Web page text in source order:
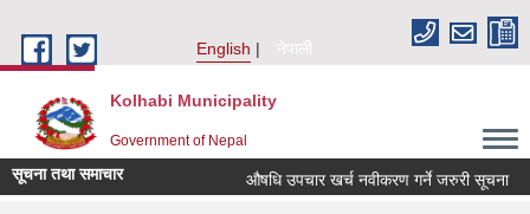
English
नेपाली
Kolhabi Municipality
Government of Nepal
सूचना तथा समाचार औषधि उपचार खर्च नवीकरण गर्ने जरुरी सूचना